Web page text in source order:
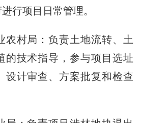
行项目日常管理。
村局：负责土地流转、土
的技术指导，参与项目选址
设计审查、方案批复和检查